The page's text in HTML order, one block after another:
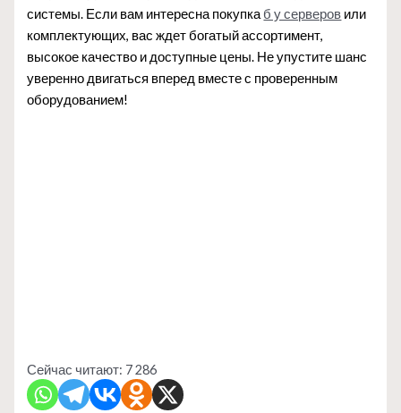
системы. Если вам интересна покупка б у серверов или
комплектующих, вас ждет богатый ассортимент,
высокое качество и доступные цены. Не упустите шанс
уверенно двигаться вперед вместе с проверенным
оборудованием!
Сейчас читают: 7 286